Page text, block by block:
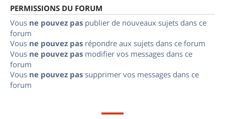
PERMISSIONS DU FORUM
Vous ne pouvez pas publier de nouveaux sujets dans ce
forum
Vous ne pouvez pas répondre aux sujets dans ce forum
Vous ne pouvez pas modifier vos messages dans ce
forum
Vous ne pouvez pas supprimer vos messages dans ce
forum